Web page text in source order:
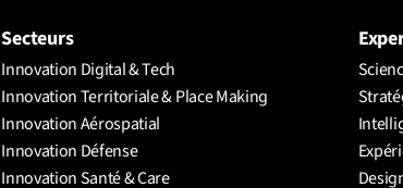
Secteurs
Innovation Digital & Tech
Innovation Territoriale & Place Making
Innovation Aérospatial
Innovation Défense
Innovation Santé & Care